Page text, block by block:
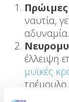
Πρώιμες
ναυτία,
αδυναμία.
έλλειψη
μυϊκές
τρέμουλο.